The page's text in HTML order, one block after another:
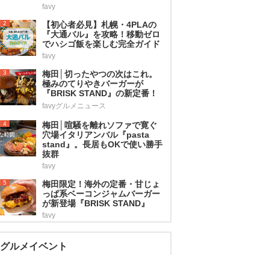
favy
2
【初心者必見】札幌・4PLAの
『大通バル』を攻略！移動ゼロ
でハシゴ飯を楽しむ完全ガイド
favy
3
梅田│切ったやつの次はこれ。
極みのてりやきバーガーが
『BRISK STAND』の新定番！
favyグルメニュース
4
梅田│喧騒を離れソファで寛ぐ
穴場イタリアンバル『pasta
stand』。長居もOKで使い勝手
抜群
favy
5
梅田限定！海外の定番・甘じょ
っぱ系ベーコンジャムバーガー
が新登場『BRISK STAND』
favy
グルメイベント